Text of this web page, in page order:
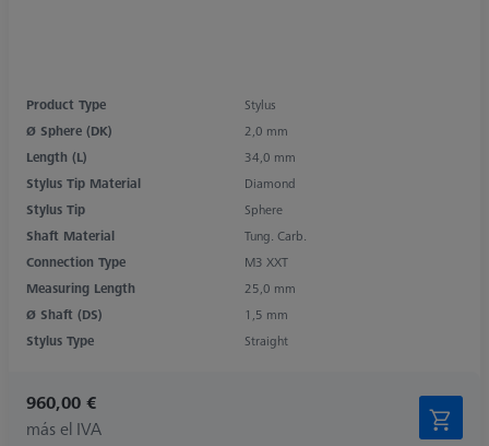
Product Type
Stylus
Ø Sphere (DK)
2,0 mm
Length (L)
34,0 mm
Stylus Tip Material
Diamond
Stylus Tip
Sphere
Shaft Material
Tung. Carb.
Connection Type
M3 XXT
Measuring Length
25,0 mm
Ø Shaft (DS)
1,5 mm
Stylus Type
Straight
960,00 €
más el IVA